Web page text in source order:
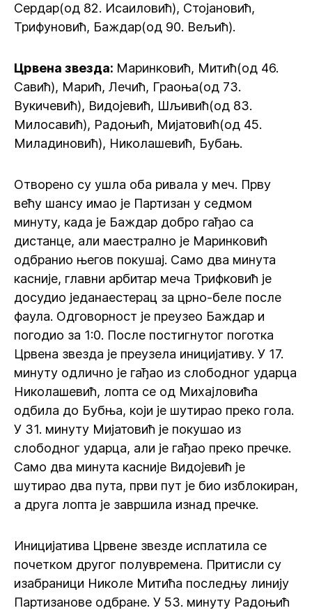
Сердар(од 82. Исаиловић), Стојановић,
Трифуновић, Баждар(од 90. Вељић).
Црвена звезда: Маринковић, Митић(од 46.
Савић), Марић, Лечић, Граоња(од 73.
Вукичевић), Видојевић, Шљивић(од 83.
Милосавић), Радоњић, Мијатовић(од 45.
Миладиновић), Николашевић, Бубањ.
Отворено су ушла оба ривала у меч. Прву
већу шансу имао је Партизан у седмом
минуту, када је Баждар добро гађао са
дистанце, али маестрално је Маринковић
одбранио његов покушај. Само два минута
касније, главни арбитар меча Трифковић је
досудио једанаестерац за црно-беле после
фаула. Одговорност је преузео Баждар и
погодио за 1:0. После постигнутог поготка
Црвена звезда је преузела иницијативу. У 17.
минуту одлично је гађао из слободног ударца
Николашевић, лопта се од Михајловића
одбила до Бубња, који је шутирао преко гола.
У 31. минуту Мијатовић је покушао из
слободног ударца, али је гађао преко пречке.
Само два минута касније Видојевић је
шутирао два пута, први пут је био изблокиран,
а друга лопта је завршила изнад пречке.
Иницијатива Црвене звезде исплатила се
почетком другог полувремена. Притисли су
изабраници Николе Митића последњу линију
Партизанове одбране. У 53. минуту Радоњић